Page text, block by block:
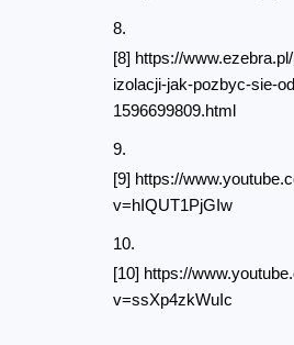
[8] https://
izolacji-jak-pozbyc-sie-
1596699809.html
[9] https://
v=hIQUT1PjGIw
[10] https://
v=ssXp4zkWuIc